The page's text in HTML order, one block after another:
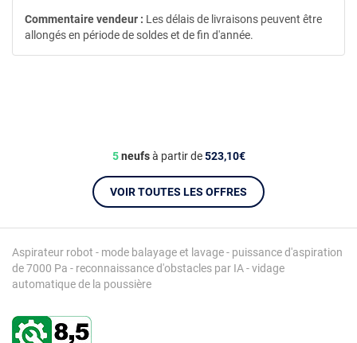
Aspirateur robot - mode balayage et lavage - puissance d'aspiration
de 7000 Pa - reconnaissance d'obstacles par IA - vidage
automatique de la poussière
5neufsà partir de523,10€
VOIR TOUTES LES OFFRES
Commentaire vendeur : Les délais de livraisons peuvent être
allongés en période de soldes et de fin d'année.